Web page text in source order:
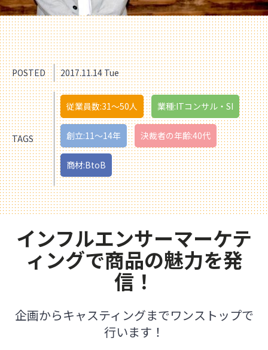
POSTED 2017.11.14 Tue
TAGS
従業員数:31〜50人 業種:ITコンサル・SI
創立:11〜14年 決裁者の年齢:40代
商材:BtoB
インフルエンサーマーケテ
ィングで商品の魅力を発
信！
企画からキャスティングまでワンストップで
行います！